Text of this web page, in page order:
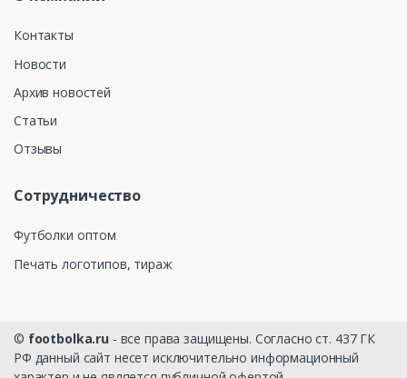
Контакты
Новости
Архив новостей
Статьи
Отзывы
Сотрудничество
Футболки оптом
Печать логотипов, тираж
© footbolka.ru - все права защищены. Согласно ст. 437 ГК
РФ данный сайт несет исключительно информационный